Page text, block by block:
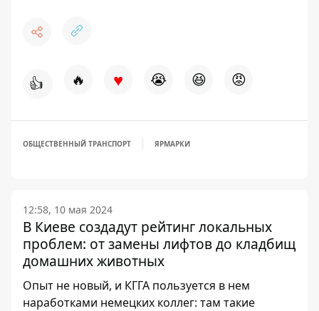
👍 🔥 ♥ 😭 😆 😡
ОБЩЕСТВЕННЫЙ ТРАНСПОРТ ЯРМАРКИ
12:58, 10 мая 2024
В Киеве создадут рейтинг локальных
проблем: от замены лифтов до кладбищ
домашних животных
Опыт не новый, и КГГА пользуется в нем
наработками немецких коллег: там такие